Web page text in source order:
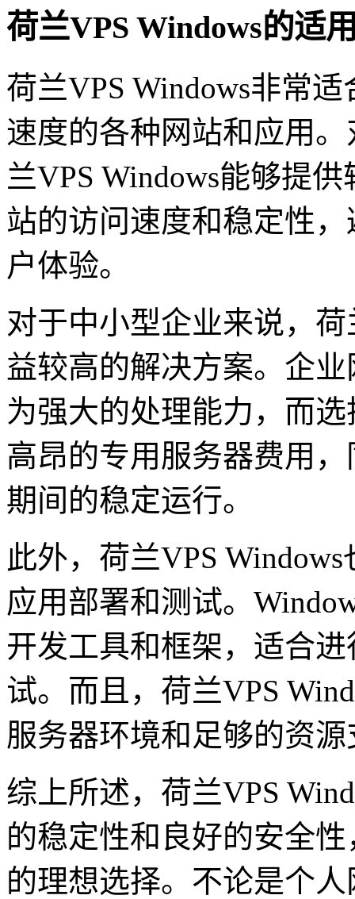
荷兰VPS Windows的适
荷兰VPS Windows非常
速度的各种网站和应用
兰VPS Windows能够提
站的访问速度和稳定性
户体验。
对于中小型企业来说，
益较高的解决方案。企
为强大的处理能力，而
高昂的专用服务器费用
期间的稳定运行。
此外，荷兰VPS
应用部署和测试。
开发工具和框架，适合
试。而且，荷兰VPS
服务器环境和足够的资
综上所述，荷兰VPS
的稳定性和良好的安全
的理想选择。不论是个